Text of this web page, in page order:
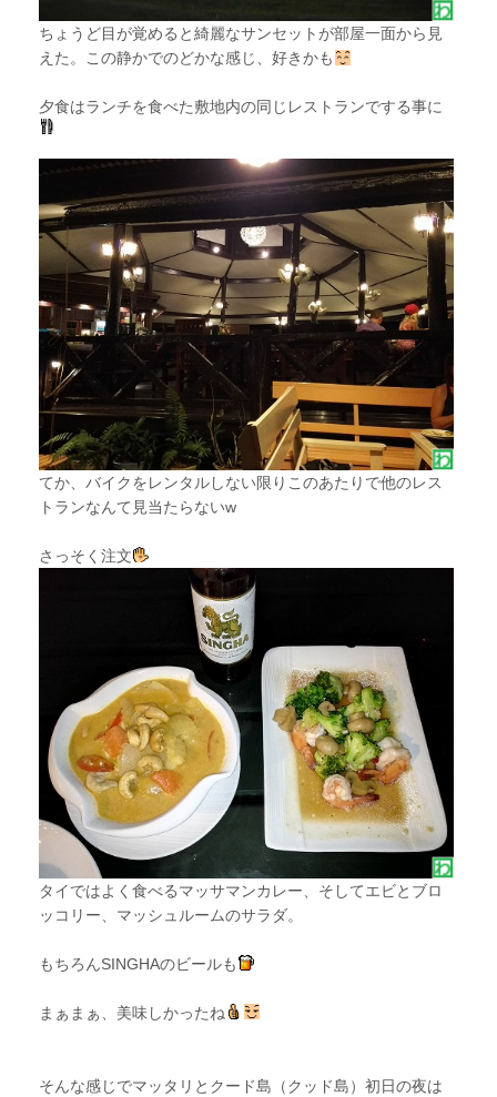
ちょうど目が覚めると綺麗なサンセットが部屋一面から見
えた。この静かでのどかな感じ、好きかも
夕食はランチを食べた敷地内の同じレストランでする事に
てか、バイクをレンタルしない限りこのあたりで他のレス
トランなんて見当たらないw
さっそく注文
タイではよく食べるマッサマンカレー、そしてエビとブロ
ッコリー、マッシュルームのサラダ。
もちろんSINGHAのビールも
まぁまぁ、美味しかったね
そんな感じでマッタリとクード島（クッド島）初日の夜は